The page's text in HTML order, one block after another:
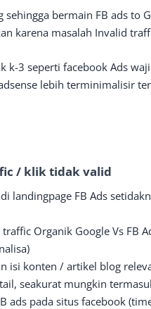
bermain FB ads to
karena masalah Invalid
k-3 seperti facebook Ads
lebih terminimalisir
/ klik tidak valid
landingpage FB Ads
Organik Google Vs FB
isi konten / artikel blog
seakurat mungkin
ads pada situs facebook